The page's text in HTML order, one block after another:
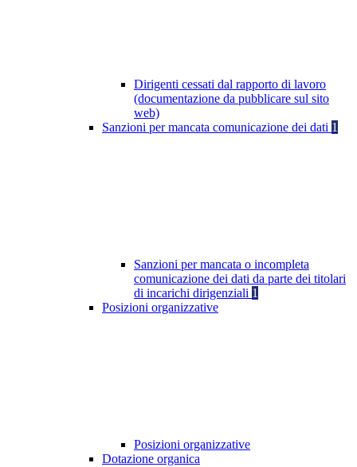
Dirigenti cessati dal rapporto di lavoro
(documentazione da pubblicare sul sito
web)
Sanzioni per mancata comunicazione dei dati 1
Sanzioni per mancata o incompleta
comunicazione dei dati da parte dei titolari
di incarichi dirigenziali 1
Posizioni organizzative
Posizioni organizzative
Dotazione organica